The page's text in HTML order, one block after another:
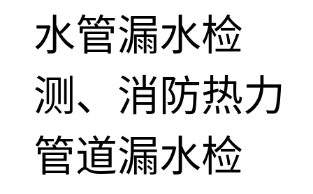
水管漏水检
测、消防热力
管道漏水检